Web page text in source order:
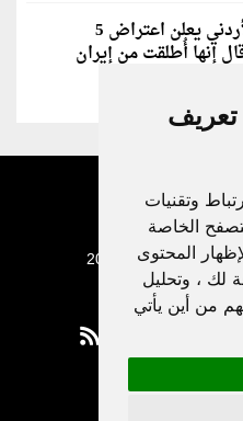
وتقنيات
الخاصة
المحتوى
لك ، وتحليل
من أين يأتي
الجيش الأردني يعلن اعتراض 5
إنها أُطلقت من إيران
© 2003 - 2022